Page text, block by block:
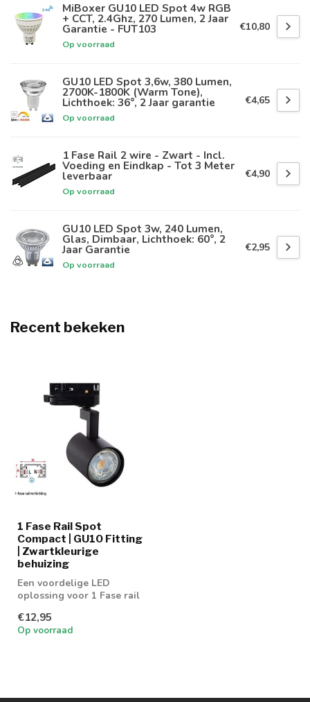
MiBoxer GU10 LED Spot 4w RGB
+ CCT, 2.4Ghz, 270 Lumen, 2 Jaar
Garantie - FUT103
Op voorraad
€10,80
GU10 LED Spot 3,6w, 380 Lumen,
2700K-1800K (Warm Tone),
Lichthoek: 36°, 2 Jaar garantie
Op voorraad
€4,65
1 Fase Rail 2 wire - Zwart - Incl.
Voeding en Eindkap - Tot 3 Meter
leverbaar
Op voorraad
€4,90
GU10 LED Spot 3w, 240 Lumen,
Glas, Dimbaar, Lichthoek: 60°, 2
Jaar Garantie
Op voorraad
€2,95
Recent bekeken
1 Fase Rail Spot
Compact | GU10 Fitting
| Zwartkleurige
behuizing
Een voordelige LED
oplossing voor 1 Fase rail
GU10 spot
€12,95
Op voorraad